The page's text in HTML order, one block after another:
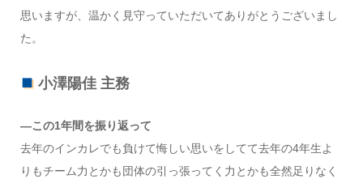
思いますが、温かく見守っていただいてありがとうございまし
た。
小澤陽佳 主務
―この1年間を振り返って
去年のインカレでも負けて悔しい思いをしてて去年の4年生よ
りもチーム力とかも団体の引っ張ってく力とかも全然足りなく